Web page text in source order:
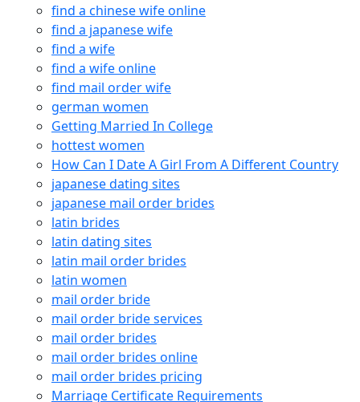
find a chinese wife online
find a japanese wife
find a wife
find a wife online
find mail order wife
german women
Getting Married In College
hottest women
How Can I Date A Girl From A Different Country
japanese dating sites
japanese mail order brides
latin brides
latin dating sites
latin mail order brides
latin women
mail order bride
mail order bride services
mail order brides
mail order brides online
mail order brides pricing
Marriage Certificate Requirements